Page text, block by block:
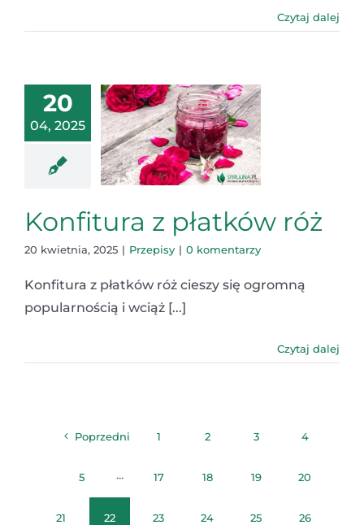
Czytaj dalej
20
04, 2025
Konfitura z płatków róż
20 kwietnia, 2025 | Przepisy | 0 komentarzy
Konfitura z płatków róż cieszy się ogromną
popularnością i wciąż [...]
Czytaj dalej
Poprzedni 1 2 3 4
5 ··· 17 18 19 20
21 22 23 24 25 26